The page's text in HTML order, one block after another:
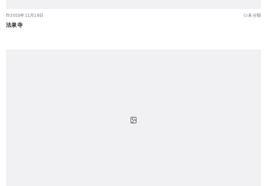
2015年11月18日 未分類
法泉寺